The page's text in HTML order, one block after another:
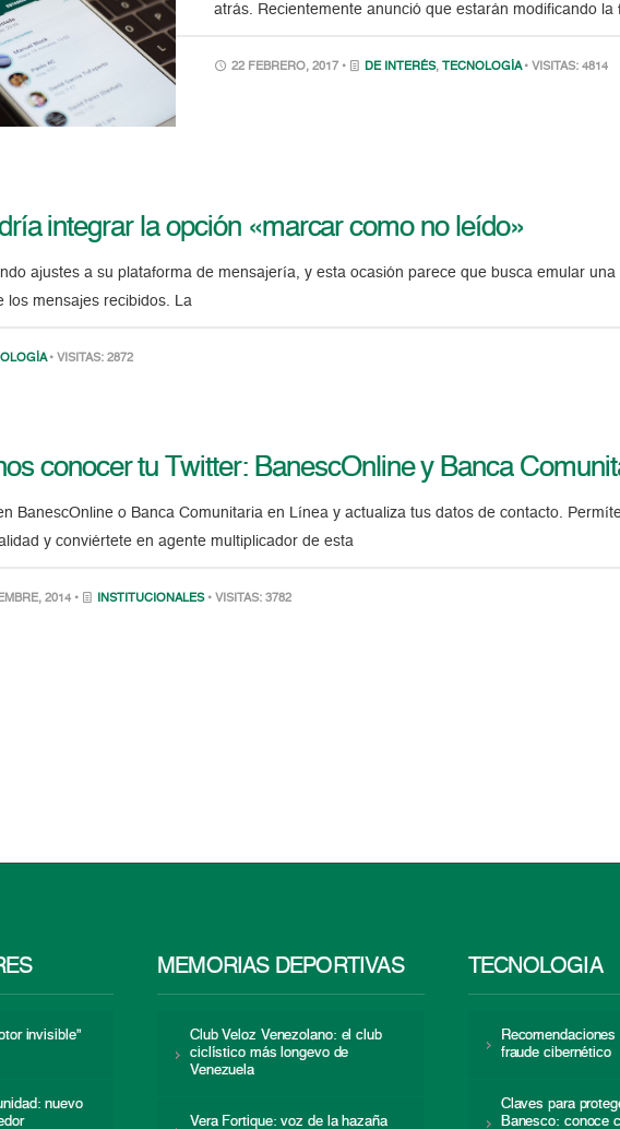
atrás. Recientemente anunció que estarán modificando
22 FEBRERO, 2017 • DE INTERÉS, TECNOLOGÍA • VISITAS: 4814
integrar la opción «marcar como no leído»
ajustes a su plataforma de mensajería, y esta ocasión parece que busca emular
los mensajes recibidos. La
• VISITAS: 2872
conocer tu Twitter: BanescOnline y Banca
BanescOnline o Banca Comunitaria en Línea y actualiza tus datos de contacto.
y conviértete en agente multiplicador de esta
2014 • INSTITUCIONALES • VISITAS: 3782
invisible”
nuevo
MEMORIAS DEPORTIVAS
Club Veloz Venezolano: el club
ciclístico más longevo de
Venezuela
Vera Fortique: voz de la hazaña
TECNOLOGÍA
Recomendaciones
fraude cibernético
Claves para
Banesco: conoce